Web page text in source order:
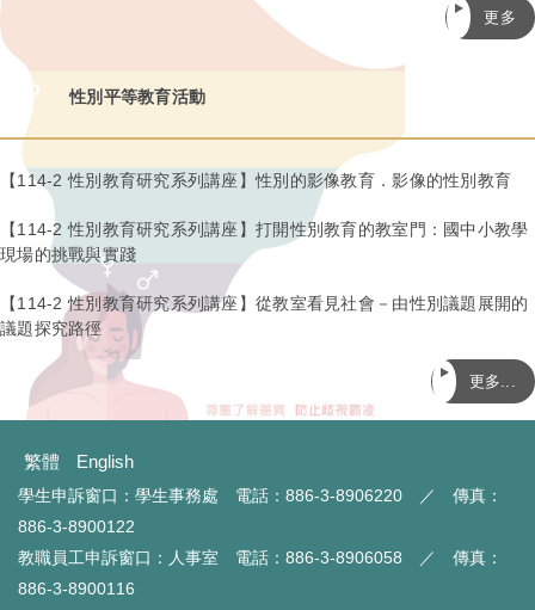
更多
性別平等教育活動
【114-2 性別教育研究系列講座】性別的影像教育．影像的性別教育
【114-2 性別教育研究系列講座】打開性別教育的教室門：國中小教學
現場的挑戰與實踐
【114-2 性別教育研究系列講座】從教室看見社會－由性別議題展開的
議題探究路徑
更多...
繁體 English
學生申訴窗口：學生事務處 電話：886-3-8906220 ／ 傳真：
886-3-8900122
教職員工申訴窗口：人事室 電話：886-3-8906058 ／ 傳真：
886-3-8900116